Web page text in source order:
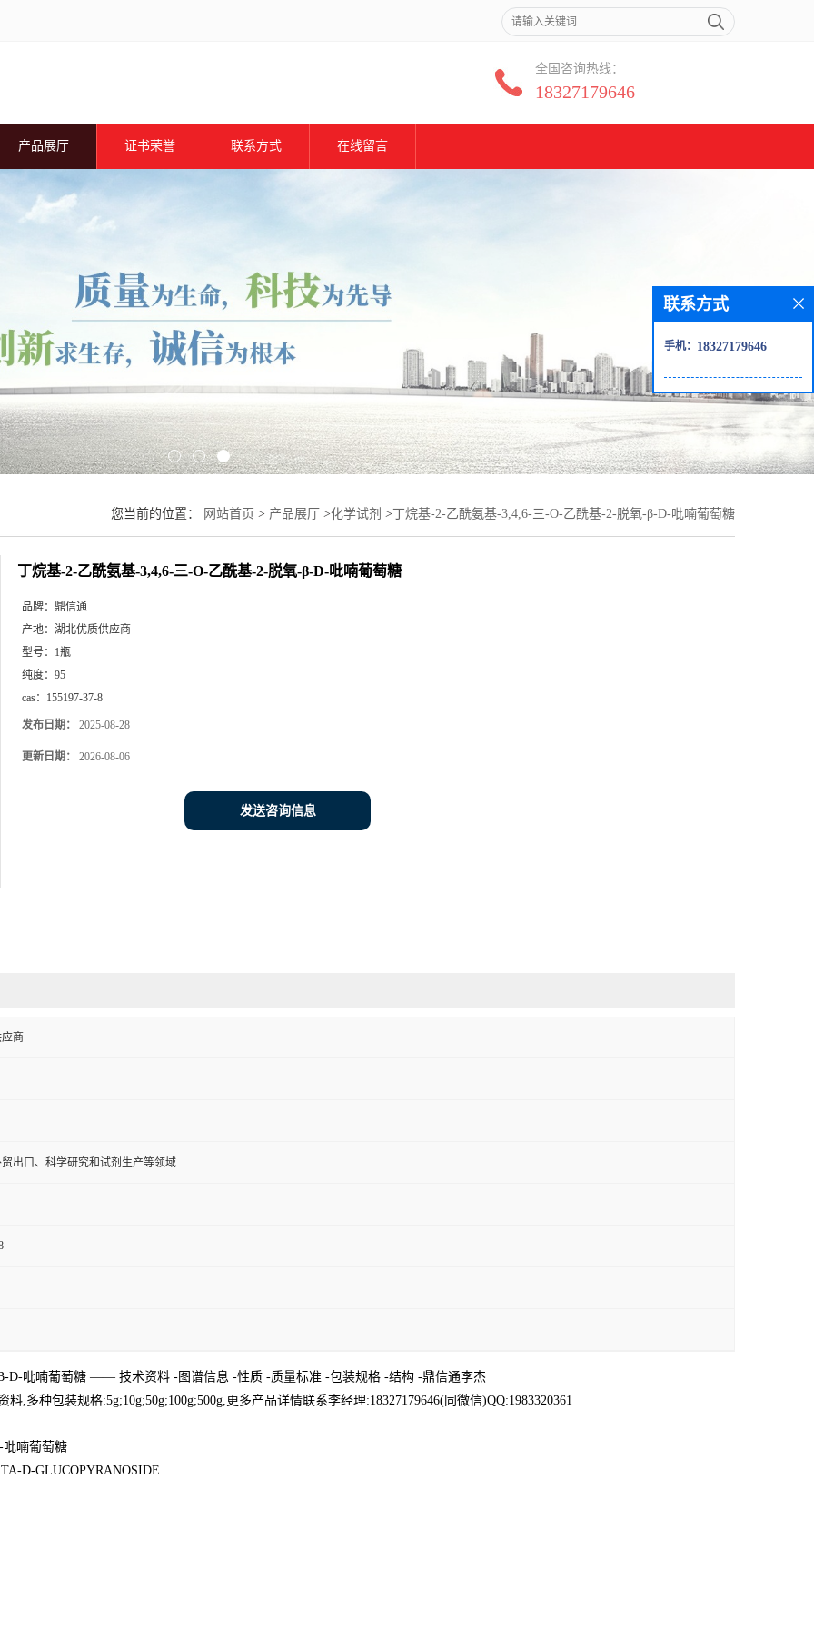
全国咨询热线：
18327179646
产品展厅 证书荣誉 联系方式 在线留言
您当前的位置： 网站首页 > 产品展厅 >化学试剂 >丁烷基-2-乙酰氨基-3,4,6-三-O-乙酰基-2-脱氧-β-D-吡喃葡萄糖
丁烷基-2-乙酰氨基-3,4,6-三-O-乙酰基-2-脱氧-β-D-吡喃葡萄糖
品牌： 鼎信通
产地： 湖北优质供应商
型号： 1瓶
纯度： 95
cas： 155197-37-8
发布日期： 2025-08-28
更新日期： 2026-08-06
发送咨询信息
商
出口、科学研究和试剂生产等领域
D-吡喃葡萄糖 —— 技术资料 -图谱信息 -性质 -质量标准 -包装规格 -结构 -鼎信通李杰
,多种包装规格:5g;10g;50g;100g;500g,更多产品详情联系李经理:18327179646(同微信)QQ:1983320361
吡喃葡萄糖
D-GLUCOPYRANOSIDE
联系方式
手机： 18327179646